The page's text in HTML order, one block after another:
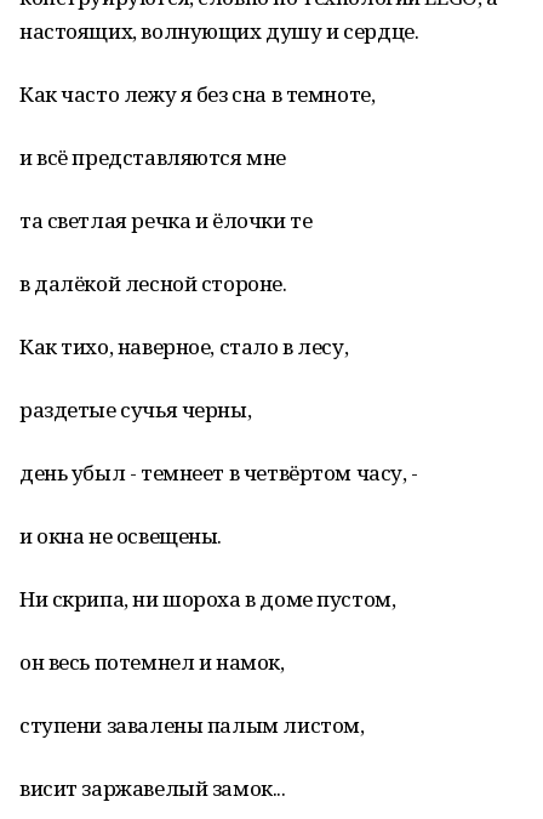
настоящих, волнующих душу и сердце.
Как часто лежу я без сна в темноте,
и всё представляются мне
та светлая речка и ёлочки те
в далёкой лесной стороне.
Как тихо, наверное, стало в лесу,
раздетые сучья черны,
день убыл - темнеет в четвёртом часу, -
и окна не освещены.
Ни скрипа, ни шороха в доме пустом,
он весь потемнел и намок,
ступени завалены палым листом,
висит заржавелый замок...